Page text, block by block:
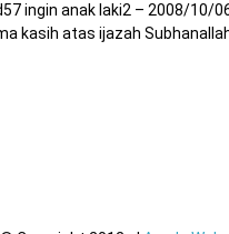
ingin anak laki2 – 2008/10/
kasih atas ijazah